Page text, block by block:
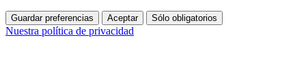
Guardar preferencias Aceptar Sólo obligatorios
Nuestra política de privacidad